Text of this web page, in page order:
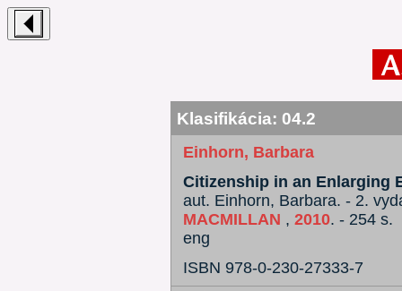
Klasifikácia: 04.2
Einhorn, Barbara
Citizenship in an Enlarging
aut. Einhorn, Barbara. - 2.
MACMILLAN , 2010. - 254 s.
eng
ISBN 978-0-230-27333-7